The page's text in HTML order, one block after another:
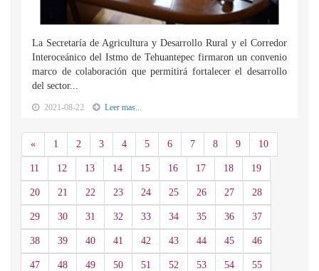
La Secretaría de Agricultura y Desarrollo Rural y el Corredor
Interoceánico del Istmo de Tehuantepec firmaron un convenio
marco de colaboración que permitirá fortalecer el desarrollo
del sector...
2021-08-22 Leer mas...
«Anterior
1 2 3 4 5 6 7 8 9 10
11 12 13 14 15 16 17 18 19
20 21 22 23 24 25 26 27 28
29 30 31 32 33 34 35 36 37
38 39 40 41 42 43 44 45 46
47 48 49 50 51 52 53 54 55